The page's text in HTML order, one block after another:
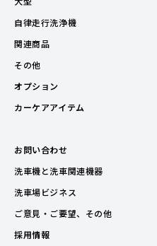
自律走行洗浄機
関連商品
その他
オプション
カーケアアイテム
お問い合わせ
洗車機と洗車関連機器
洗車場ビジネス
ご意見・ご要望、その他
採用情報